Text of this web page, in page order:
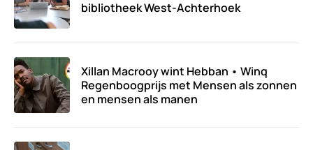
bibliotheek West-Achterhoek
Xillan Macrooy wint Hebban • Winq
Regenboogprijs met Mensen als zonnen
en mensen als manen